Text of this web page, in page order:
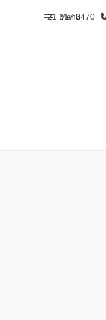
Menu
21 317 3470